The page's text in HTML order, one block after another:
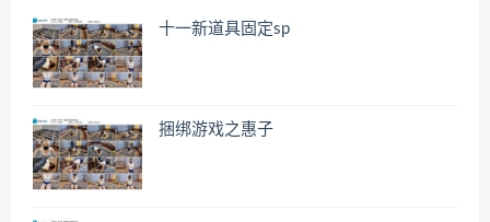
十一新道具固定sp
捆绑游戏之惠子